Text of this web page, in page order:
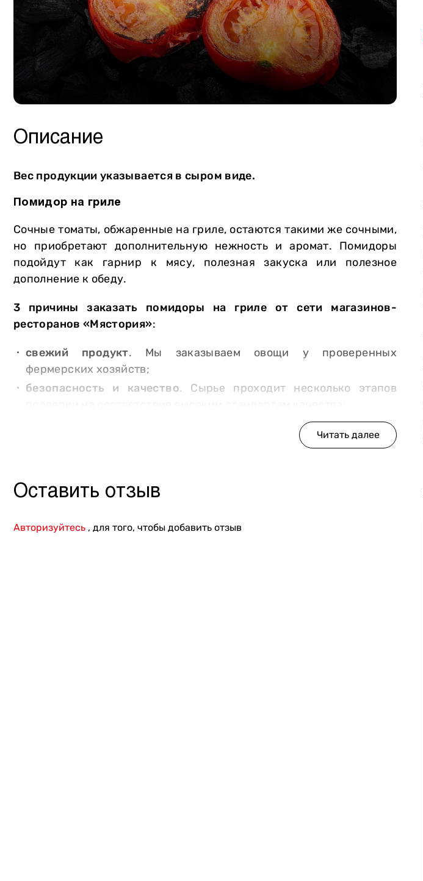
Сало
Курдючная баранина
Мясторики для детей
Вареники
Молочная продукция
Яйца
Стейки Клаб
Стейки Оссобуко
Стейки Шатобриан
Стейки из птицы
Стейки свиные
Собственное производство
Мясная продукция
Консервация
Масло
Хлеб и выпечка
Специи
Уголь и аксессуары
Другое
Описание
Вес продукции указывается в сыром виде.
Помидор на гриле
Сочные томаты, обжаренные на гриле, остаются такими же сочными,
но приобретают дополнительную нежность и аромат. Помидоры
подойдут как гарнир к мясу, полезная закуска или полезное
дополнение к обеду.
3 причины заказать помидоры на гриле от сети магазинов-
ресторанов «Мястория»:
свежий продукт. Мы заказываем овощи у проверенных
фермерских хозяйств;
безопасность и качество. Сырье проходит несколько этапов
Заказывайте помидоры на гриле от Мястории, чтобы мы доставили
упакуют блюдо, чтобы оно гарантированно попало на ваш стол
горячим и ароматным.
Оставить отзыв
Авторизуйтесь , для того, чтобы добавить отзыв